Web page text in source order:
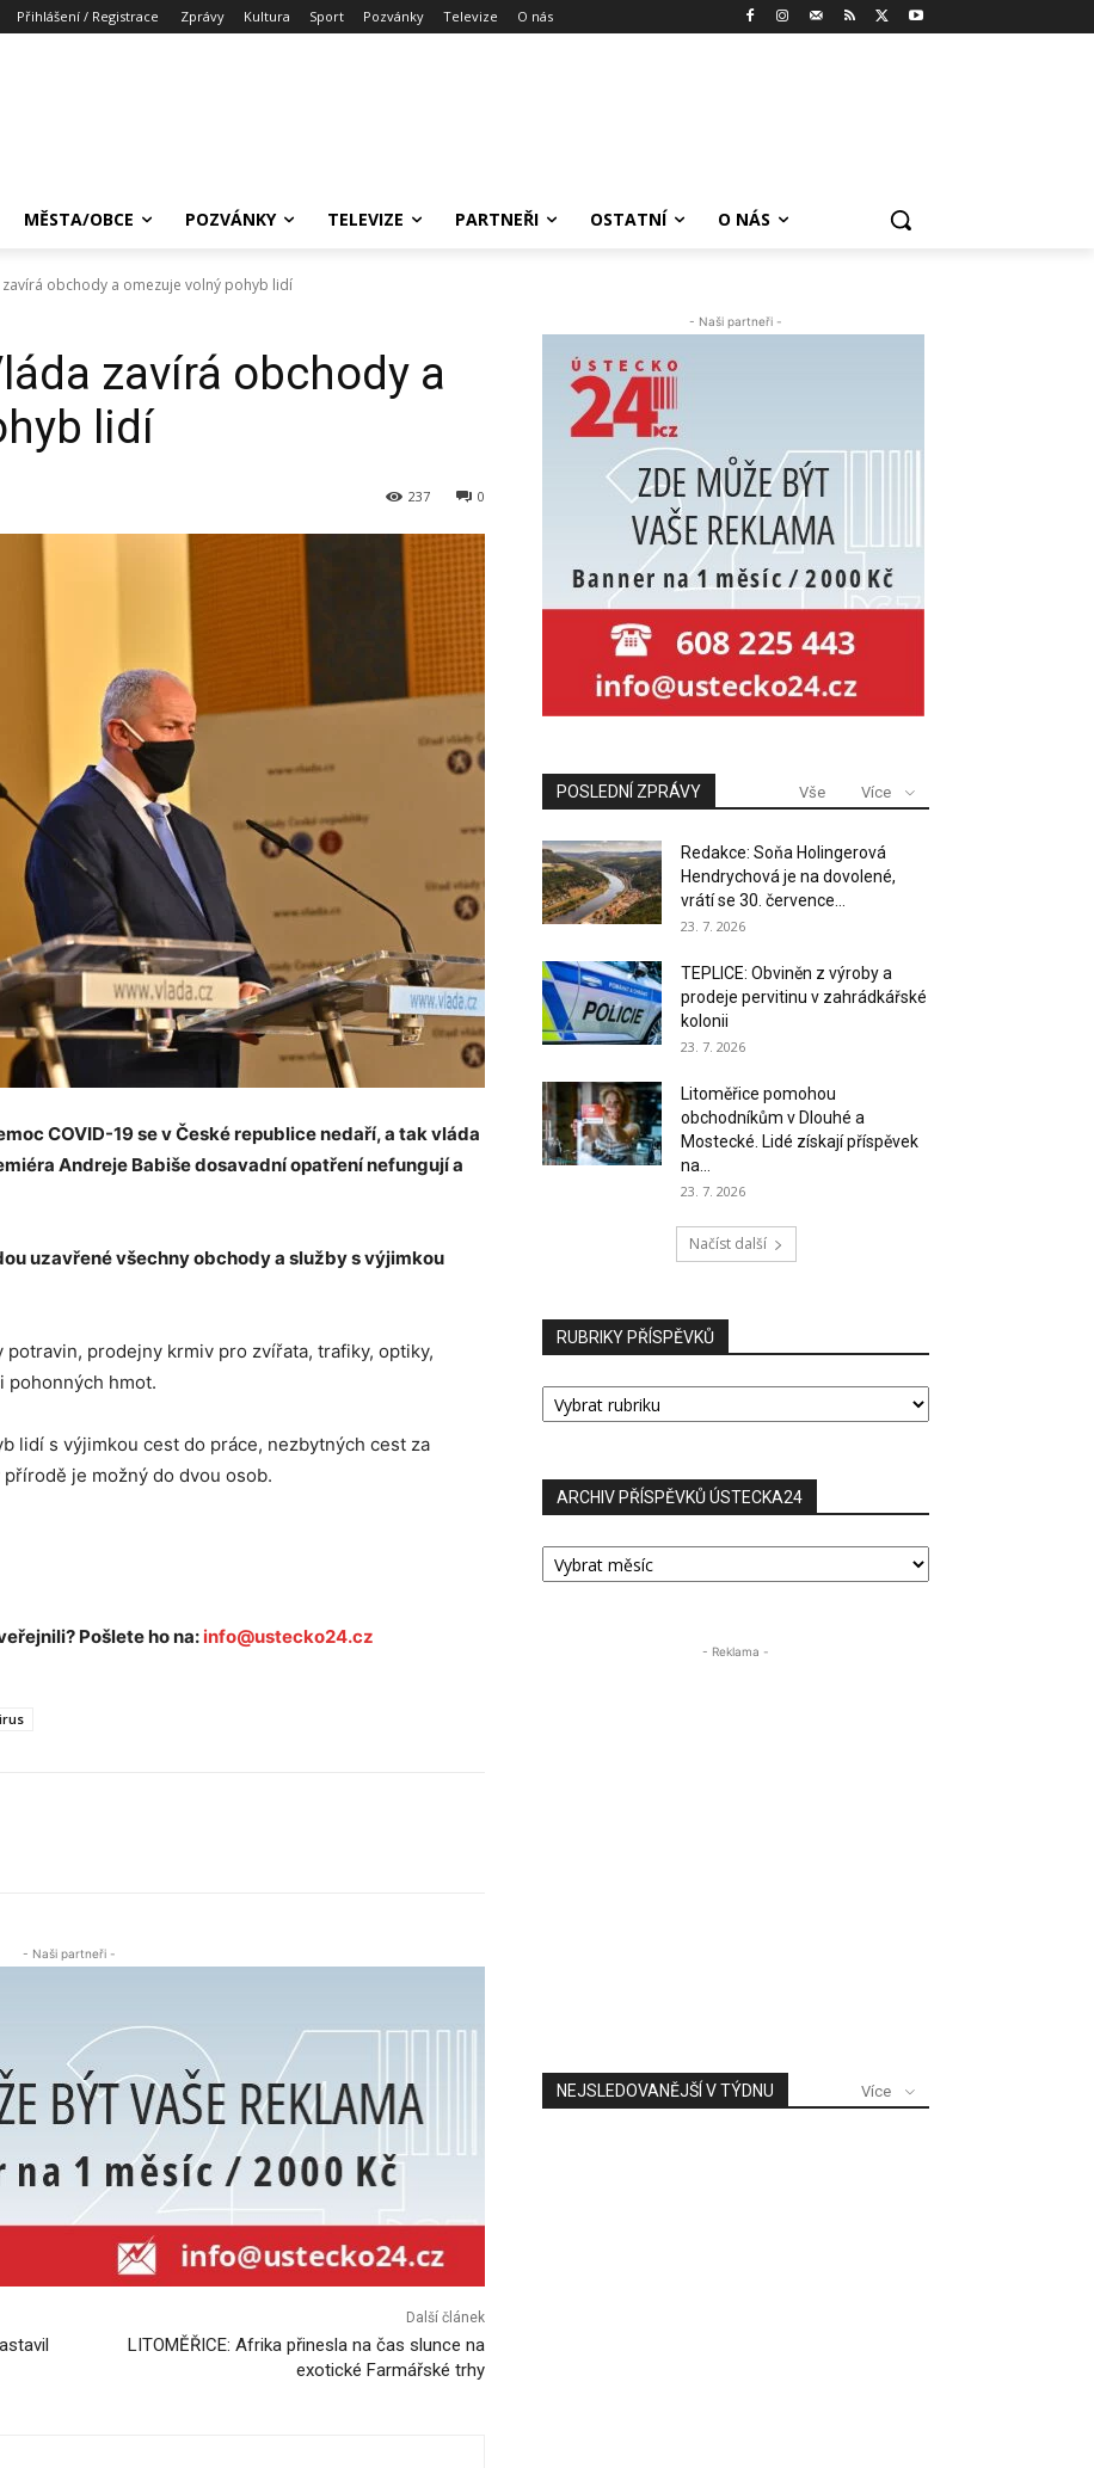
Přihlášení / Registrace Zprávy Kultura Sport Pozvánky Televize O nás
MĚSTA/OBCE POZVÁNKY TELEVIZE PARTNEŘI OSTATNÍ O NÁS
zavírá obchody a omezuje volný pohyb lidí
zavírá obchody a
lidí
0
237
COVID-19 se v České republice nedaří, a tak vláda
Andreje Babiše dosavadní opatření nefungují a
uzavřené všechny obchody a služby s výjimkou
prodejny krmiv pro zvířata, trafiky, optiky,
pohonných hmot.
lidí s výjimkou cest do práce, nezbytných cest za
je možný do dvou osob.
Pošlete ho na: info@ustecko24.cz
- Naši partneři -
Další článek
LITOMĚŘICE: Afrika přinesla na čas slunce na
exotické Farmářské trhy
- Naši partneři -
POSLEDNÍ ZPRÁVY Vše Více
Redakce: Soňa Holingerová
Hendrychová je na dovolené,
vrátí se 30. července...
23. 7. 2026
TEPLICE: Obviněn z výroby a
prodeje pervitinu v zahrádkářské
kolonii
23. 7. 2026
Litoměřice pomohou
obchodníkům v Dlouhé a
Mostecké. Lidé získají příspěvek
na...
23. 7. 2026
Načíst další
RUBRIKY PŘÍSPĚVKŮ
RUBRIKY
PŘÍSPĚVKŮ
ARCHIV PŘÍSPĚVKŮ ÚSTECKA24
ARCHIV
PŘÍSPĚVKŮ
- Reklama -
NEJSLEDOVANĚJŠÍ V TÝDNU Více